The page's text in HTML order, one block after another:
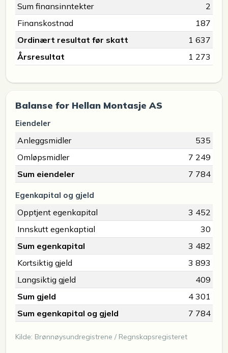
Sum finansinntekter
2
Finanskostnad
187
Ordinært resultat før skatt
1 637
Årsresultat
1 273
Balanse for Hellan Montasje AS
Eiendeler
Anleggsmidler
535
Omløpsmidler
7 249
Sum eiendeler
7 784
Egenkapital og gjeld
Opptjent egenkapital
3 452
Innskutt egenkaptial
30
Sum egenkapital
3 482
Kortsiktig gjeld
3 893
Langsiktig gjeld
409
Sum gjeld
4 301
Sum egenkapital og gjeld
7 784
Kilde: Brønnøysundregistrene / Regnskapsregisteret